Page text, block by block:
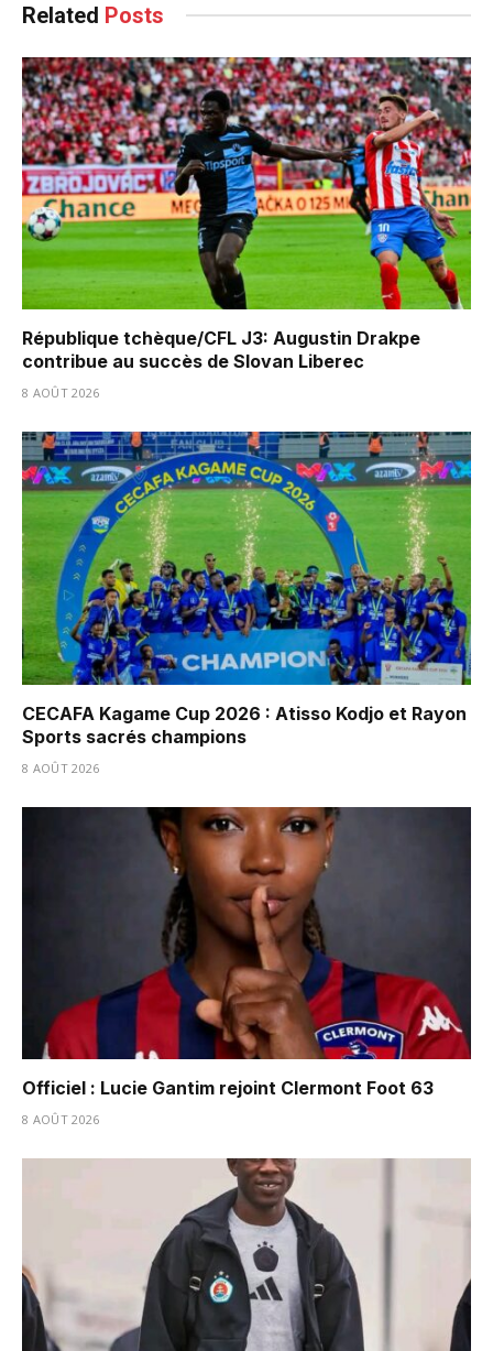
Related Posts
République tchèque/CFL J3: Augustin Drakpe
contribue au succès de Slovan Liberec
8 AOÛT 2026
CECAFA Kagame Cup 2026 : Atisso Kodjo et Rayon
Sports sacrés champions
8 AOÛT 2026
Officiel : Lucie Gantim rejoint Clermont Foot 63
8 AOÛT 2026